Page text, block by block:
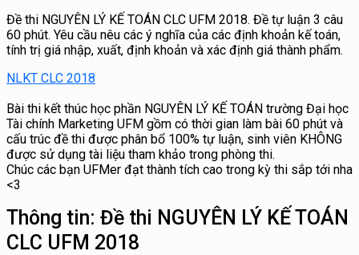
Đề thi NGUYÊN LÝ KẾ TOÁN CLC UFM 2018. Đề tự luận 3 câu
60 phút. Yêu cầu nêu các ý nghĩa của các định khoản kế toán,
tính trị giá nhập, xuất, định khoản và xác định giá thành phẩm.
NLKT CLC 2018
Bài thi kết thúc học phần NGUYÊN LÝ KẾ TOÁN trường Đại học
Tài chính Marketing UFM gồm có thời gian làm bài 60 phút và
cấu trúc đề thi được phân bổ 100% tự luận, sinh viên KHÔNG
được sử dụng tài liệu tham khảo trong phòng thi.
Chúc các bạn UFMer đạt thành tích cao trong kỳ thi sắp tới nha
<3
Thông tin: Đề thi NGUYÊN LÝ KẾ TOÁN
CLC UFM 2018